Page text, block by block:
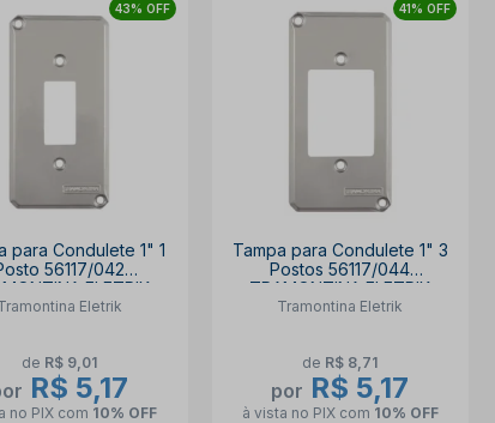
43% OFF
para Condulete 1" 1
56117/042
ELETRIK
Eletrik
de R$ 9,01
R$ 5,17
no PIX com 10% OFF
41% OFF
Tampa para Condulete 1" 3
Postos 56117/044
TRAMONTINA ELETRIK
Tramontina Eletrik
de R$ 8,71
por R$ 5,17
à vista no PIX com 10% OFF